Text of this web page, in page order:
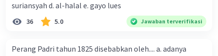
suriansyah d. al-halal e. gayo lues
36 5.0 Jawaban terverifikasi
Perang Padri tahun 1825 disebabkan oleh.... a. adanya